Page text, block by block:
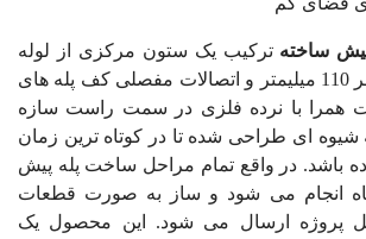
ساخته ترکیب یک ستون مرکزی از لوله
آهنی یا استیل با قطر 110 میلیمتر و اتصالات مفصلی کف پله های
همرا با نرده فلزی در سمت راست سازه
شیوه ای طراحی شده تا در کوتاه ترین زمان
باشد. در واقع تمام مراحل ساخت پله پیش
انجام می شود و ساز به صورت قطعات
پروژه ارسال می شود. این محصول یک